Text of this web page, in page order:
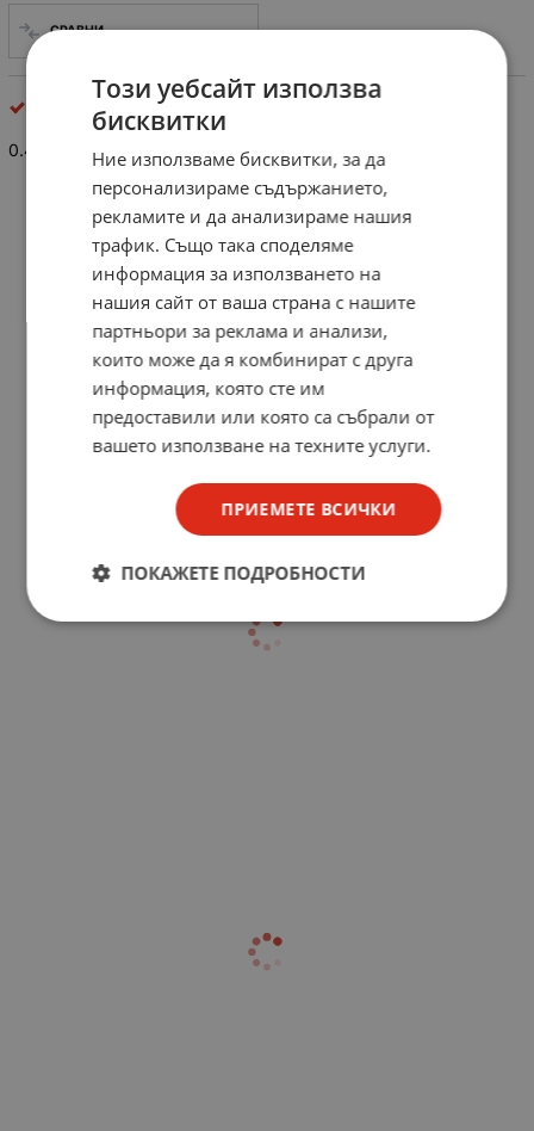
СРАВНИ
Неполярни кондензатори
0.47uF/63V
Този уебсайт използва
бисквитки
Ние използваме бисквитки, за да
персонализираме съдържанието,
рекламите и да анализираме нашия
трафик. Също така споделяме
информация за използването на
нашия сайт от ваша страна с нашите
партньори за реклама и анализи,
които може да я комбинират с друга
информация, която сте им
предоставили или която са събрали от
вашето използване на техните услуги.
ПРИЕМЕТЕ ВСИЧКИ
ПОКАЖЕТЕ ПОДРОБНОСТИ